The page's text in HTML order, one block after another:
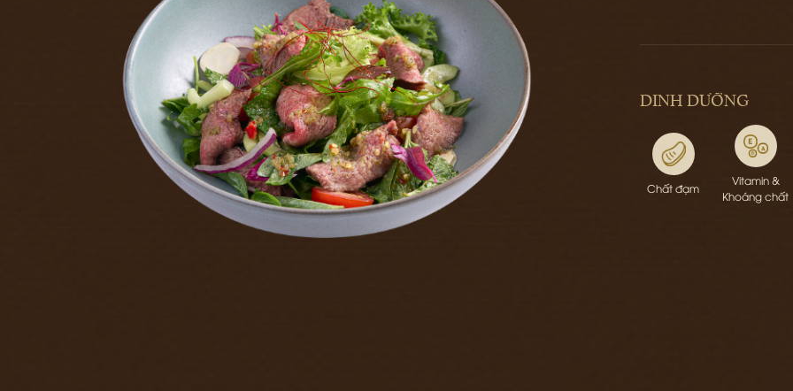
DINH DƯỠNG
Chất đạm
Vitamin &
Khoáng chất